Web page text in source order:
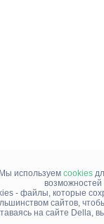
Мы используем cookies
- файлы, которые
сайтов,
на сайте Della,